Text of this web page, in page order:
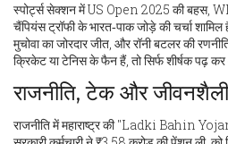
स्पोर्ट्स सेक्शन में US Open 2025 की बहस,
चैंपियंस ट्रॉफी के भारत‑पाक जोड़े की चर्चा शामिल
मुचोवा का जोरदार जीत, और रॉनी बटलर की
क्रिकेट या टेनिस के फैन हैं, तो सिर्फ शीर्षक पढ़ कर
राजनीति, टेक और
राजनीति में महाराष्ट्र की "Ladki Bahin